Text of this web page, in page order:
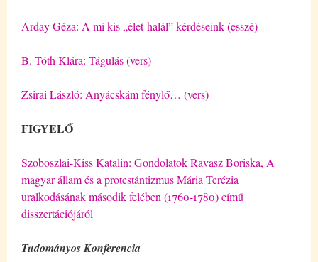
Arday Géza: A mi kis „élet-halál” kérdéseink (esszé)
B. Tóth Klára: Tágulás (vers)
Zsirai László: Anyácskám fénylő… (vers)
FIGYELŐ
Szoboszlai-Kiss Katalin: Gondolatok Ravasz Boriska, A
magyar állam és a protestántizmus Mária Terézia
uralkodásának második felében (1760-1780) című
disszertációjáról
Tudományos Konferencia